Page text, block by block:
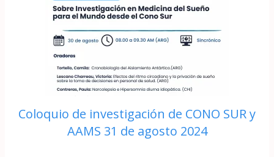
Coloquio de investigación de CONO SUR y
AAMS 31 de agosto 2024